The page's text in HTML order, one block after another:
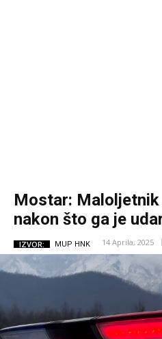
Mostar:
nakon što ga je
IZVOR: MUP HNK 14 Aprila, 2025